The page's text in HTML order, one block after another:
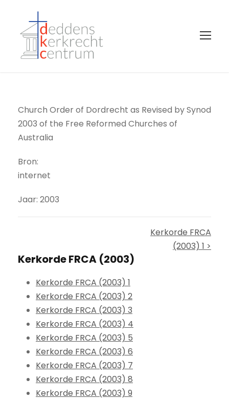
Church Order of Dordrecht as Revised by Synod
2003 of the Free Reformed Churches of
Australia
Bron:
internet
Jaar: 2003
Kerkorde FRCA
(2003) 1 >
Kerkorde FRCA (2003)
Kerkorde FRCA (2003) 1
Kerkorde FRCA (2003) 2
Kerkorde FRCA (2003) 3
Kerkorde FRCA (2003) 4
Kerkorde FRCA (2003) 5
Kerkorde FRCA (2003) 6
Kerkorde FRCA (2003) 7
Kerkorde FRCA (2003) 8
Kerkorde FRCA (2003) 9